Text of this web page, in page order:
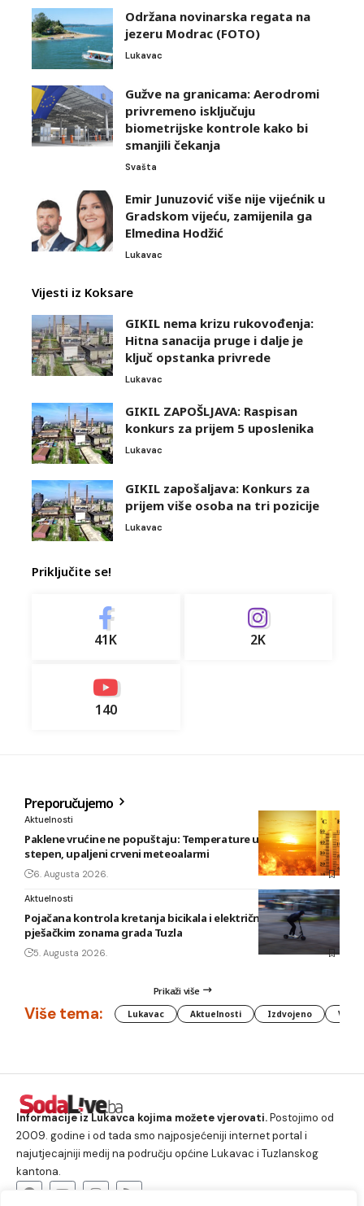
Održana novinarska regata na
jezeru Modrac (FOTO)
Lukavac
Gužve na granicama: Aerodromi
privremeno isključuju
biometrijske kontrole kako bi
smanjili čekanja
Svašta
Emir Junuzović više nije vijećnik u
Gradskom vijeću, zamijenila ga
Elmedina Hodžić
Lukavac
Vijesti iz Koksare
GIKIL nema krizu rukovođenja:
Hitna sanacija pruge i dalje je
ključ opstanka privrede
Lukavac
GIKIL ZAPOŠLJAVA: Raspisan
konkurs za prijem 5 uposlenika
Lukavac
GIKIL zapošaljava: Konkurs za
prijem više osoba na tri pozicije
Lukavac
Priključite se!
41K 2K
140
Preporučujemo
Aktuelnosti
Paklene vrućine ne popuštaju: Temperature u BiH i do 41
stepen, upaljeni crveni meteoalarmi
6. Augusta 2026.
Aktuelnosti
Pojačana kontrola kretanja bicikala i električnih romobila u
pješačkim zonama grada Tuzla
5. Augusta 2026.
Prikaži više
Više tema: Lukavac Aktuelnosti Izdvojeno
Informacije iz Lukavca kojima možete vjerovati.Postojimo od
2009. godine i od tada smo najposjećeniji internet portal i
najutjecajniji medij na području općine Lukavac i Tuzlanskog
kantona.